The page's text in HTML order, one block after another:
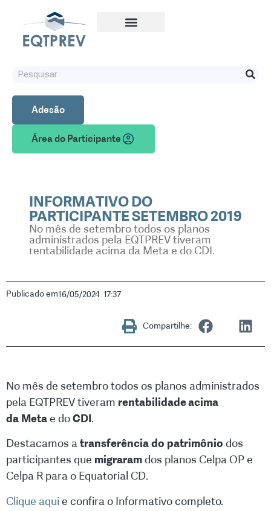
Adesão
Área do Participante
INFORMATIVO DO
PARTICIPANTE SETEMBRO 2019
No mês de setembro todos os planos
administrados pela EQTPREV tiveram
rentabilidade acima da Meta e do CDI.
Publicado em16/05/2024 17:37
Compartilhe:
No mês de setembro todos os planos administrados
pela EQTPREV tiveram rentabilidade acima
da Metae doCDI.
Destacamos atransferênciado patrimônio dos
participantes que migraram dos planos Celpa OP e
Celpa R para o Equatorial CD.
Clique aquie confira o Informativo completo.